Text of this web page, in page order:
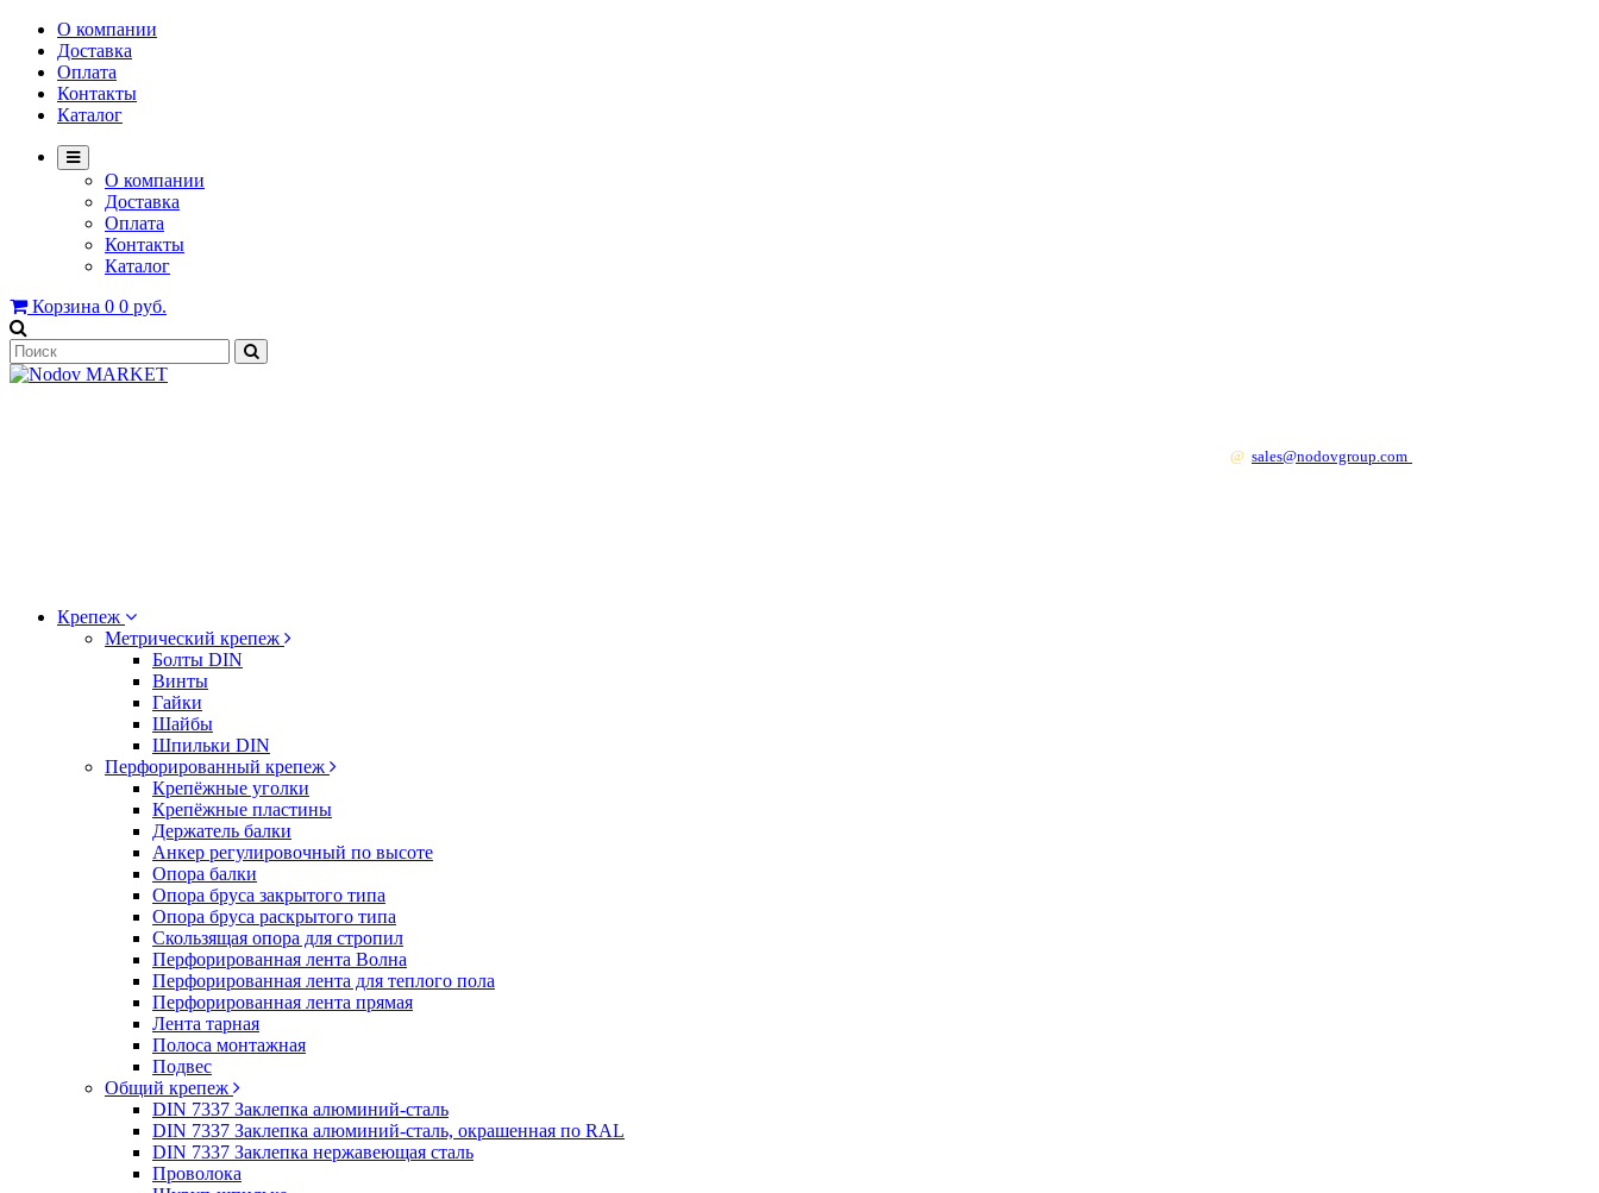
О компании
Доставка
Оплата
Контакты
Каталог
О компании
Доставка
Оплата
Контакты
Каталог
Корзина 0 0 руб.
@ sales@nodovgroup.com
Крепеж
Метрический крепеж
Болты DIN
Винты
Гайки
Шайбы
Шпильки DIN
Перфорированный крепеж
Крепёжные уголки
Крепёжные пластины
Держатель балки
Анкер регулировочный по высоте
Опора балки
Опора бруса закрытого типа
Опора бруса раскрытого типа
Скользящая опора для стропил
Перфорированная лента Волна
Перфорированная лента для теплого пола
Перфорированная лента прямая
Лента тарная
Полоса монтажная
Подвес
Общий крепеж
DIN 7337 Заклепка алюминий-сталь
DIN 7337 Заклепка алюминий-сталь, окрашенная по RAL
DIN 7337 Заклепка нержавеющая сталь
Проволока